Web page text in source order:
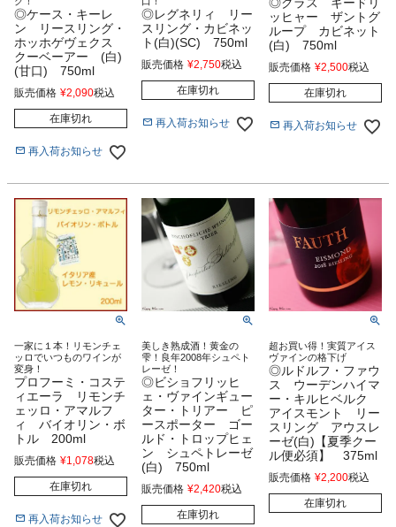
◎ケース・キーレ
ン リースリング・
ホッホゲヴェクス
クーベーアー (白)
(甘口) 750ml
販売価格 ¥2,090税込
在庫切れ
再入荷お知らせ
◎レグネリィ リー
スリング・カビネッ
ト(白)(SC) 750ml
販売価格 ¥2,750税込
在庫切れ
再入荷お知らせ
ッヒャー ザントグ
ループ カビネット
(白) 750ml
販売価格 ¥2,500税込
在庫切れ
再入荷お知らせ
一家に１本！リモンチェ
ッロでいつものワインが
変身！
プロフーミ・コステ
ィエーラ リモンチ
ェッロ・アマルフ
ィ バイオリン・ボ
トル 200ml
販売価格 ¥1,078税込
在庫切れ
再入荷お知らせ
美しき熟成酒！黄金の
雫！良年2008年シュペト
レーゼ！
◎ビショフリッヒ
ェ・ヴァインギュー
ター・トリアー ピ
ースポーター ゴー
ルド・トロップヒェ
ン シュペトレーゼ
(白) 750ml
販売価格 ¥2,420税込
在庫切れ
超お買い得！実質アイス
ヴァインの格下げ
◎ルドルフ・ファウ
ス ウーデンハイマ
ー・キルヒベルク
アイスモント リー
スリング アウスレ
ーゼ(白)【夏季クー
ル便必須】 375ml
販売価格 ¥2,200税込
在庫切れ